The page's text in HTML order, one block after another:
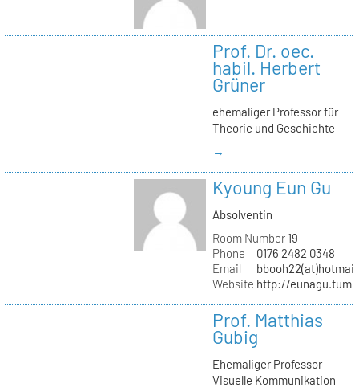
Prof. Dr. oec.
habil. Herbert
Grüner
ehemaliger Professor für
Theorie und Geschichte
→
Kyoung Eun Gu
Absolventin
Room Number19
Phone
0176 2482 0348
Email
Website http://
Prof. Matthias
Gubig
Ehemaliger Professor
Visuelle Kommunikation